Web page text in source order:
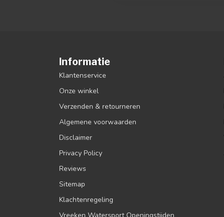
Informatie
Klantenservice
Onze winkel
Verzenden & retourneren
Algemene voorwaarden
Disclaimer
Privacy Policy
Reviews
Sitemap
Klachtenregeling